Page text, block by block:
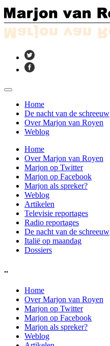
Home
De nacht van de schreeuw
Over Marjon van Royen
Weblog
Home
Over Marjon van Royen
Marjon op Twitter
Marjon op Facebook
Marjon als spreker?
Weblog
Artikelen
Televisie reportages
Radio reportages
De nacht van de schreeuw
Italië op maandag
Dossiers
..
Home
Over Marjon van Royen
Marjon op Twitter
Marjon op Facebook
Marjon als spreker?
Weblog